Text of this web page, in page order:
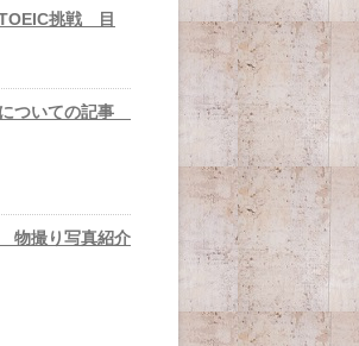
挑戦 目
ついての記事
物撮り写真紹介